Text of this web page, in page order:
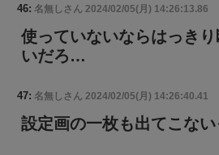
46: 名無しさん 2024/02/05(月) 14:26:13.86
使っていないならはっき
いだろ…
47: 名無しさん 2024/02/05(月) 14:26:40.41
設定画の一枚も出てこな